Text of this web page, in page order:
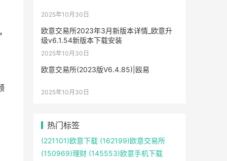
2025年10月30日
欧意交易所2023年3月新版本详情_欧意升
级v6.1.54新版本下载安装
2025年10月30日
欧意交易所(2023版V6.4.85)|殴易
2025年10月30日
热门标签
(221101)欧意下载 (162199)欧意交易所
(150969)理财 (145553)欧意手机下载